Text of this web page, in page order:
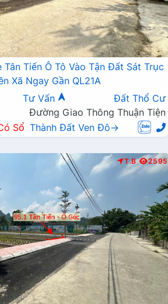
Tiến Ô Tô Vào Tận Đất Sát Trục
Xã Ngay Gần QL21A
Tư Vấn
Đất Thổ Cư
Đường Giao Thông Thuận Tiện
Sổ Thành Đất Ven Đô→
T.B 2595